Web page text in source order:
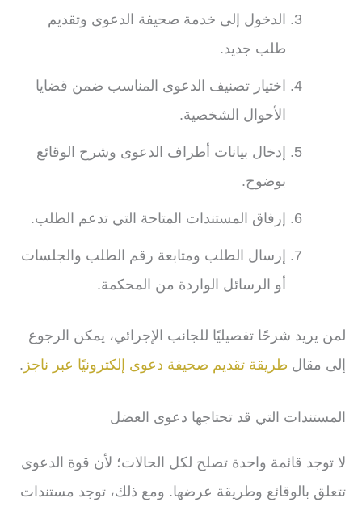
الدخول إلى خدمة صحيفة الدعوى وتقديم
طلب جديد.
اختيار تصنيف الدعوى المناسب ضمن قضايا
الأحوال الشخصية.
إدخال بيانات أطراف الدعوى وشرح الوقائع
بوضوح.
إرفاق المستندات المتاحة التي تدعم الطلب.
إرسال الطلب ومتابعة رقم الطلب والجلسات
أو الرسائل الواردة من المحكمة.
لمن يريد شرحًا تفصيليًا للجانب الإجرائي، يمكن الرجوع
إلى مقال طريقة تقديم صحيفة دعوى إلكترونيًا عبر ناجز .
المستندات التي قد تحتاجها دعوى العضل
لا توجد قائمة واحدة تصلح لكل الحالات؛ لأن قوة الدعوى
تتعلق بالوقائع وطريقة عرضها. ومع ذلك، توجد مستندات